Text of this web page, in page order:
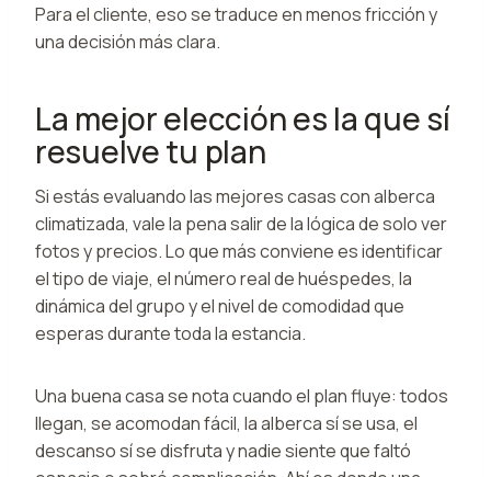
Para el cliente, eso se traduce en menos fricción y
una decisión más clara.
La mejor elección es la que sí
resuelve tu plan
Si estás evaluando las mejores casas con alberca
climatizada, vale la pena salir de la lógica de solo ver
fotos y precios. Lo que más conviene es identificar
el tipo de viaje, el número real de huéspedes, la
dinámica del grupo y el nivel de comodidad que
esperas durante toda la estancia.
Una buena casa se nota cuando el plan fluye: todos
llegan, se acomodan fácil, la alberca sí se usa, el
descanso sí se disfruta y nadie siente que faltó